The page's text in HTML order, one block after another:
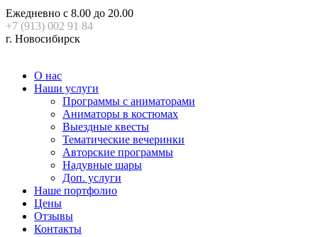
Ежедневно с 8.00 до 20.00
+7 (913) 002 91 84
г. Новосибирск
О нас
Наши услуги
Программы с аниматорами
Аниматоры в костюмах
Выездные квесты
Тематические вечеринки
Авторские программы
Надувные шары
Доп. услуги
Наше портфолио
Цены
Отзывы
Контакты